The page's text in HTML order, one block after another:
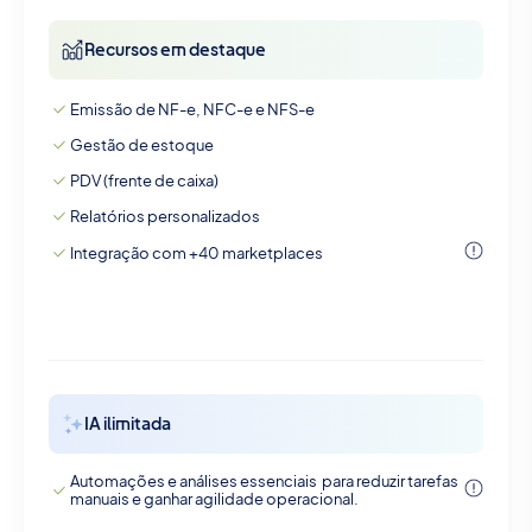
Recursos em destaque
Emissão de NF-e, NFC-e e NFS-e
Gestão de estoque
PDV (frente de caixa)
Relatórios personalizados
Integração com +40 marketplaces
IA ilimitada
Automações e análises essenciais para reduzir tarefas
manuais e ganhar agilidade operacional.